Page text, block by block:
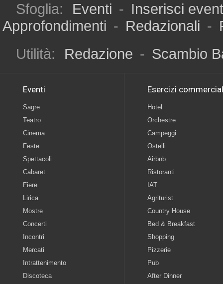
Sfoglia: Eventi - Inserisci
Approfondimenti - Redazionali -
Utilità:
Redazione - Scambio
Eventi
Sagre
Teatro
Cinema
Feste
Spettacoli
Cabaret
Fiere
Lirica
Mostre
Concerti
Incontri
Mercati
Intrattenimento
Discoteca
Esercizi
Hotel
Orchestre
Campeggi
Ostelli
Airbnb
Ristoranti
IAT
Agriturist
Country House
Bed & Breakfast
Shopping
Pizzerie
Pub
After Dinner